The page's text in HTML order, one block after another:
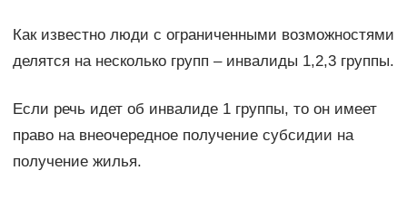
Как известно люди с ограниченными возможностями
делятся на несколько групп – инвалиды 1,2,3 группы.
Если речь идет об инвалиде 1 группы, то он имеет
право на внеочередное получение субсидии на
получение жилья.